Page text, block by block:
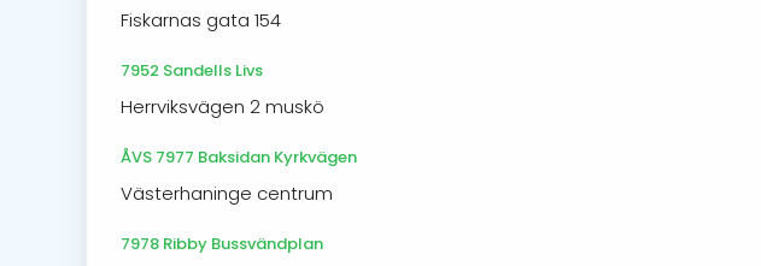
Fiskarnas gata 154
7952 Sandells Livs
Herrviksvägen 2 muskö
ÅVS 7977 Baksidan Kyrkvägen
Västerhaninge centrum
7978 Ribby Bussvändplan